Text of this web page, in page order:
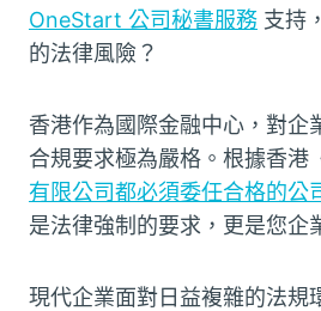
OneStart 公司秘書服務 支持
的法律風險？
香港作為國際金融中心，對企
合規要求極為嚴格。根據香港
有限公司都必須委任合格的公
是法律強制的要求，更是您企
現代企業面對日益複雜的法規